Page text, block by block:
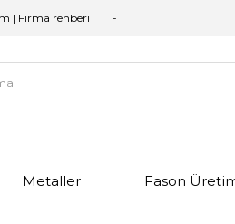
| Firma rehberi
Metaller Fason